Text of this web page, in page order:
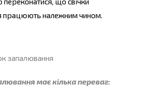
працюють належним чином.
запалювання
має кілька переваг: